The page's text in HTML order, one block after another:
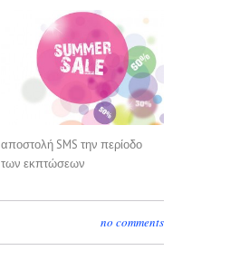
αποστολή SMS την περίοδο
των εκπτώσεων
no comments